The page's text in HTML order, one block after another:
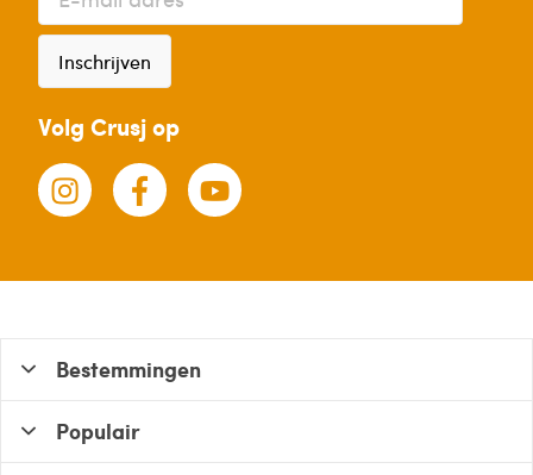
Inschrijven
Volg Crusj op
Bestemmingen
Populair